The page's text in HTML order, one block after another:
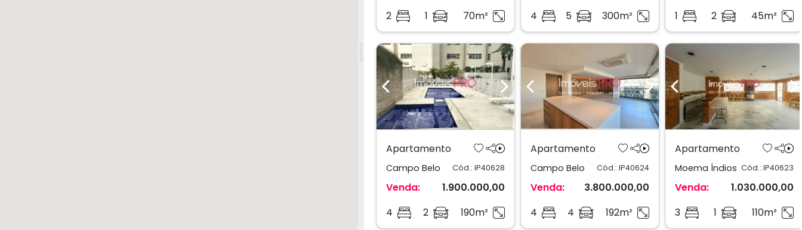
2
1 70m²
4
5 300m²
1
2 45m²
Previous Next
Apartamento
Campo Belo Cód.: IP40628
Venda:
1.900.000,00
4
2 190m²
Previous Next
Apartamento
Campo Belo Cód.: IP40624
Venda:
3.800.000,00
4
4 192m²
Previous
Apartamento
Moema Índios Cód.: IP40623
Venda:
1.030.000,00
3
1 110m²